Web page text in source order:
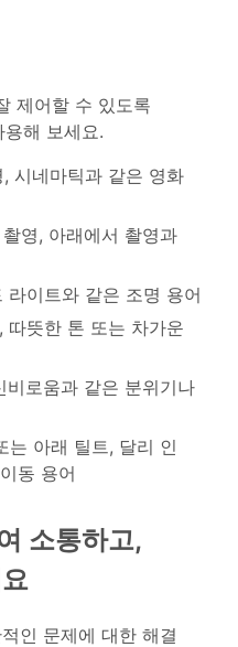
제어할 수 있도록
해 보세요.
시네마틱과 같은 영화
영, 아래에서 촬영과
라이트와 같은 조명 용어
따뜻한 톤 또는 차가운
비로움과 같은 분위기나
는 아래 틸트, 달리 인
동 용어
소통하고,
인 문제에 대한 해결